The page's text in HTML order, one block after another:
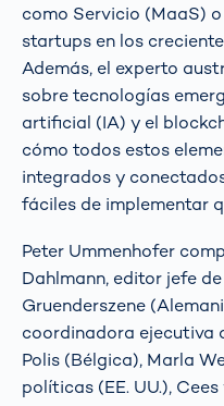
como Servicio (MaaS)
startups en los
Además, el experto
sobre tecnologías
artificial (IA) y el
cómo todos estos
integrados y
fáciles de implementar
Peter Ummenhofer
Dahlmann, editor jefe
Gruenderszene
coordinadora ejecutiva
Polis (Bélgica), Marla
políticas (EE. UU.),